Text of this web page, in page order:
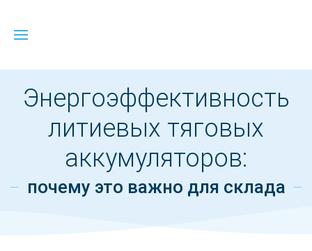
Энергоэффективность
литиевых тяговых
аккумуляторов:
почему это важно для склада